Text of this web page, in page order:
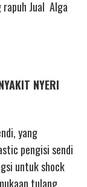
Jual Alga
NYERI
yang
pengisi sendi
untuk shock
tulang